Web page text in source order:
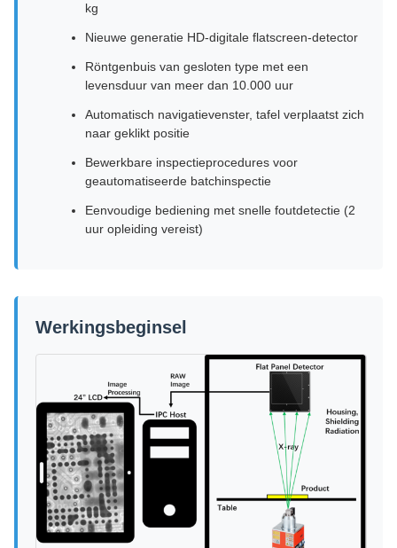
kg
Nieuwe generatie HD-digitale flatscreen-detector
Röntgenbuis van gesloten type met een
levensduur van meer dan 10.000 uur
Automatisch navigatievenster, tafel verplaatst zich
naar geklikt positie
Bewerkbare inspectieprocedures voor
geautomatiseerde batchinspectie
Eenvoudige bediening met snelle foutdetectie (2
uur opleiding vereist)
Werkingsbeginsel